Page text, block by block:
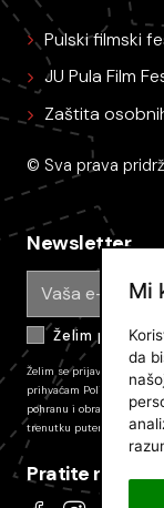
Mi
da
Pulski filmski
JU Pula Film
Zaštita
© Sva prava
Newsletter
Želim primati
Želim se prijaviti na
prihvaćam Politiku zaštite
pohranu i obradu
trenutku putem
Pratite nas